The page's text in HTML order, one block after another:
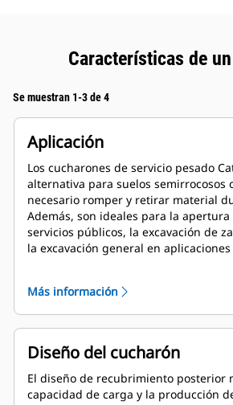
Características de
Se muestran 1-3 de 4
Aplicación
Los cucharones de servicio pesado
alternativa para suelos semirrocosos
necesario romper y retirar material
Además, son ideales para la
servicios públicos, la excavación de
la excavación general en
Más información
Diseño del cucharón
El diseño de recubrimiento posterior
capacidad de carga y la producción